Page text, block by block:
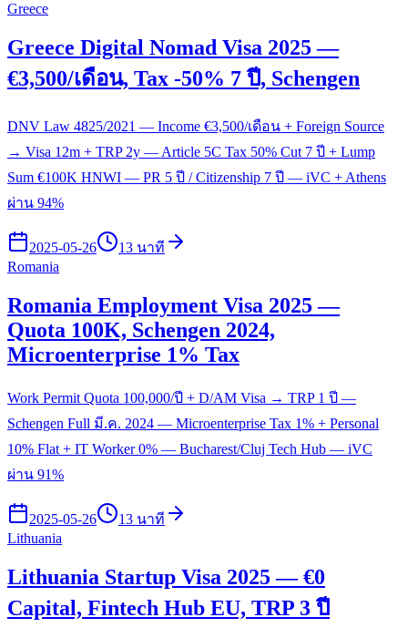
Greece
Greece Digital Nomad Visa 2025 —
€3,500/เดือน, Tax -50% 7 ปี, Schengen
DNV Law 4825/2021 — Income €3,500/เดือน + Foreign Source
→ Visa 12m + TRP 2y — Article 5C Tax 50% Cut 7 ปี + Lump
Sum €100K HNWI — PR 5 ปี / Citizenship 7 ปี — iVC + Athens
ผ่าน 94%
2025-05-26
13 นาที
Romania
Romania Employment Visa 2025 —
Quota 100K, Schengen 2024,
Microenterprise 1% Tax
Work Permit Quota 100,000/ปี + D/AM Visa → TRP 1 ปี —
Schengen Full มี.ค. 2024 — Microenterprise Tax 1% + Personal
10% Flat + IT Worker 0% — Bucharest/Cluj Tech Hub — iVC
ผ่าน 91%
2025-05-26
13 นาที
Lithuania
Lithuania Startup Visa 2025 — €0
Capital, Fintech Hub EU, TRP 3 ปี